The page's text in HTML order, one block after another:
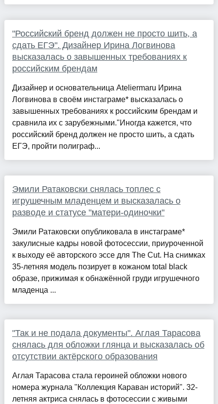
"Российский бренд должен не просто шить, а
сдать ЕГЭ". Дизайнер Ирина Логвинова
высказалась о завышенных требованиях к
российским брендам
Дизайнер и основательница Ateliermaru Ирина
Логвинова в своём инстаграме* высказалась о
завышенных требованиях к российским брендам и
сравнила их с зарубежными."Иногда кажется, что
российский бренд должен не просто шить, а сдать
ЕГЭ, пройти полиграф...
Эмили Ратаковски снялась топлес с
игрушечным младенцем и высказалась о
разводе и статусе "матери-одиночки"
Эмили Ратаковски опубликовала в инстаграме*
закулисные кадры новой фотосессии, приуроченной
к выходу её авторского эссе для The Cut. На снимках
35-летняя модель позирует в кожаном total black
образе, прижимая к обнажённой груди игрушечного
младенца ...
"Так и не подала документы". Аглая Тарасова
снялась для обложки глянца и высказалась об
отсутствии актёрского образования
Аглая Тарасова стала героиней обложки нового
номера журнала "Коллекция Караван историй". 32-
летняя актриса снялась в фотосессии с живыми